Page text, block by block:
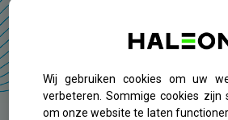
Wij gebruiken cookies om uw
verbeteren. Sommige cookies zijn
om onze website te laten